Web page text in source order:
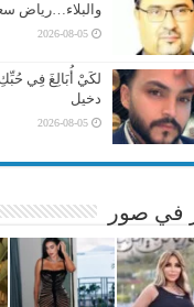
والبلاء…رياض
2026-08-05
لكَيْ أُبَالِغَ فِي
دخيل
2026-08-05
في صور